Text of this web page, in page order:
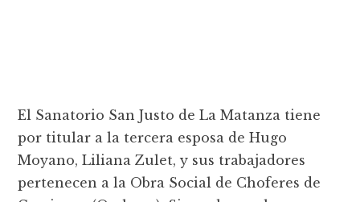
El Sanatorio San Justo de La Matanza tiene
por titular a la tercera esposa de Hugo
Moyano, Liliana Zulet, y sus trabajadores
pertenecen a la Obra Social de Choferes de